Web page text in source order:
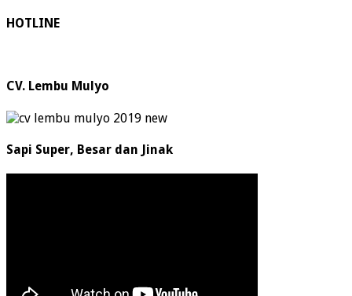
HOTLINE
CV. Lembu Mulyo
Sapi Super, Besar dan Jinak